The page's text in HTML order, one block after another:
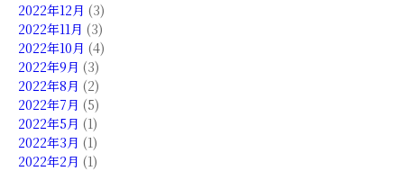
2022年12月 (3)
2022年11月 (3)
2022年10月 (4)
2022年9月 (3)
2022年8月 (2)
2022年7月 (5)
2022年5月 (1)
2022年3月 (1)
2022年2月 (1)